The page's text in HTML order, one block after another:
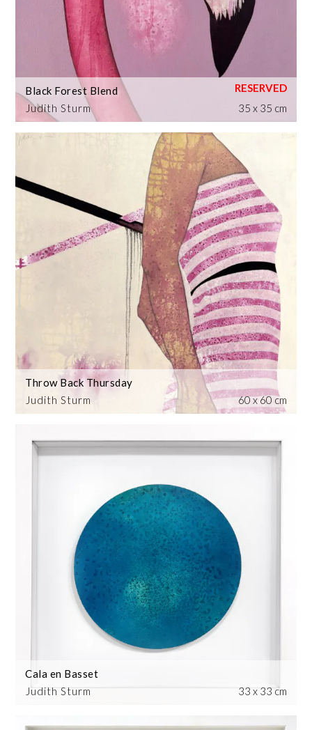
Judith Sturm
Black Forest Blend
35 x 35 cm
Judith Sturm
Throw Back Thursday
60 x 60 cm
Judith Sturm
Cala en Basset
33 x 33 cm